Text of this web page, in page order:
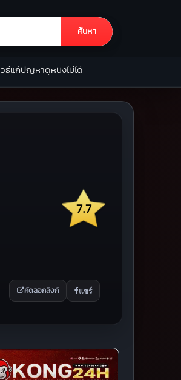
ค้นหา
วิธีแก้ปัญหาดูหนังไม่ได้
7.7
คัดลอกลิงก์ แชร์